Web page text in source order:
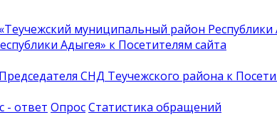
муниципальный район Республики
Адыгея» к Посетителям сайта
СНД Теучежского района к
- ответ ОпросСтатистика обращений